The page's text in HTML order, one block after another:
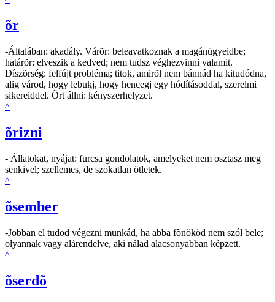
õr
-Általában: akadály. Várõr: beleavatkoznak a magánügyeidbe;
határõr: elveszik a kedved; nem tudsz véghezvinni valamit.
Díszõrség: felfújt probléma; titok, amirõl nem bánnád ha kitudódna,
alig várod, hogy lebukj, hogy hencegj egy hódításoddal, szerelmi
sikereiddel. Õrt állni: kényszerhelyzet.
^
õrizni
- Állatokat, nyájat: furcsa gondolatok, amelyeket nem osztasz meg
senkivel; szellemes, de szokatlan ötletek.
^
õsember
-Jobban el tudod végezni munkád, ha abba fõnököd nem szól bele;
olyannak vagy alárendelve, aki nálad alacsonyabban képzett.
^
õserdõ